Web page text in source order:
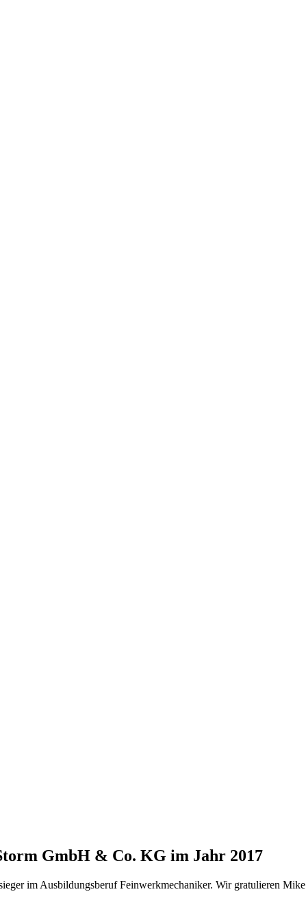
GmbH & Co. KG im Jahr 2017
im Ausbildungsberuf Feinwerkmechaniker. Wir gratulieren Mike